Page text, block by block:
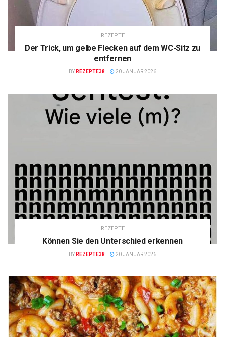
REZEPTE
Der Trick, um gelbe Flecken auf dem WC-Sitz zu
entfernen
BY REZEPTE38 20 JANUAR 2026
REZEPTE
Können Sie den Unterschied erkennen
BY REZEPTE38 20 JANUAR 2026